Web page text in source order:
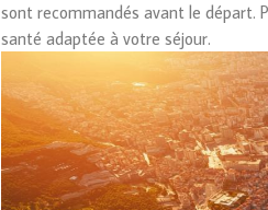
sont recommandés avant le départ.
santé adaptée à votre séjour.